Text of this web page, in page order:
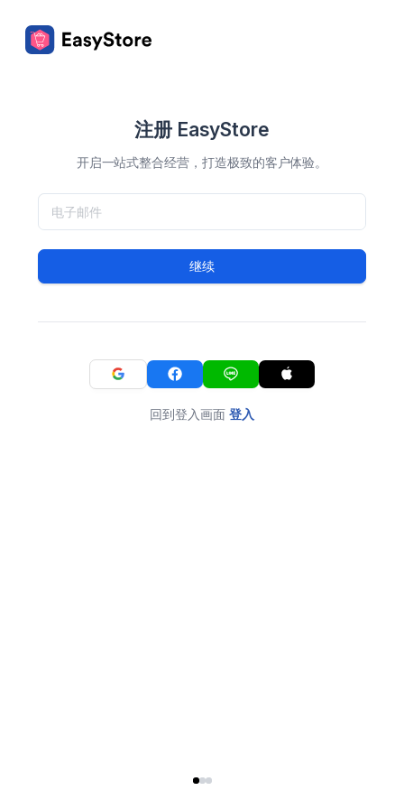
注册 EasyStore
开启一站式整合经营，打造极致的客户体验。
继续
回到登入画面 登入